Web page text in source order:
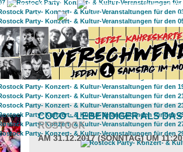
KULTUR
GAY
COCO – LEBENDIGER ALS
ROSTOCK
AM 31.12.2017 (SONNTAG) UM